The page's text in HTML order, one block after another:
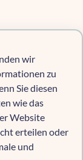
wir
zu
Sie diesen
wie das
Website
erteilen oder
und